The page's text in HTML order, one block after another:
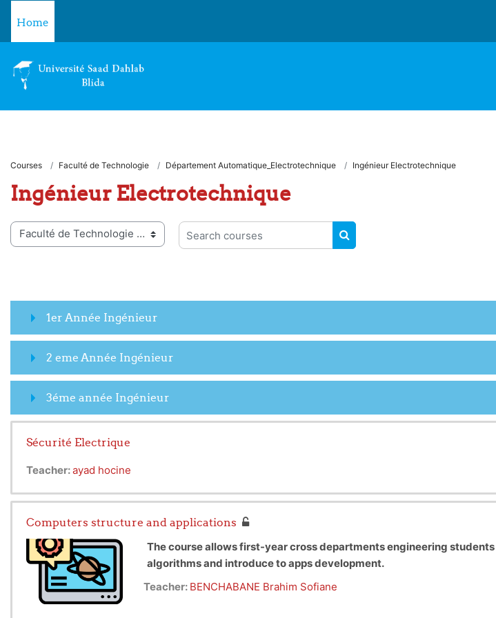
Home
Courses Faculté de Technologie Département Automatique_Electrotechnique Ingénieur Electrotechnique
Ingénieur Electrotechnique
Search courses
SEARCH COURSES
1er Année Ingénieur
2 eme Année Ingénieur
3éme année Ingénieur
Sécurité Electrique
Teacher:ayad hocine
Computers structure and applications
The course allows first-year cross departments engineering students
algorithms and introduce to apps development.
Teacher: BENCHABANE Brahim Sofiane